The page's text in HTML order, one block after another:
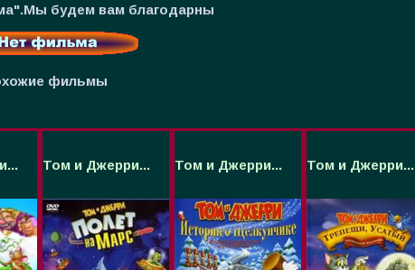
будем вам благодарны
фильмы
Том и Джерри... Том и Джерри... Том и Джерри...